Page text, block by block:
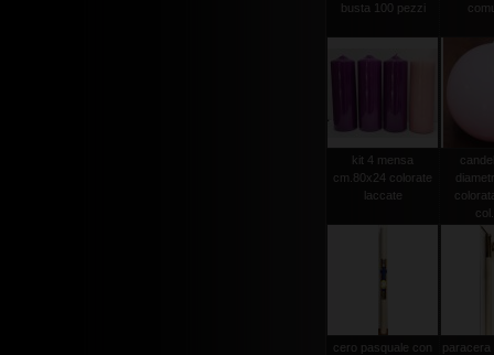
busta 100 pezzi
kit 4 mensa
cm.80x24 colorate
laccate
cero pasquale con